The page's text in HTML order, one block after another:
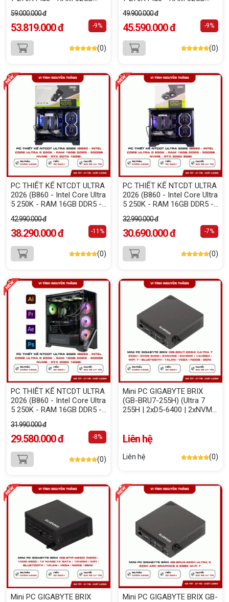
GeForce RTX 5070 12GB)
59.000.000 đ
53.819.000 đ -9%
(0)
GeForce RTX 5060 8GB)
49.900.000 đ
45.590.000 đ -9%
(0)
PC THIẾT KẾ NTCDT ULTRA
2026 (B860 - Intel Core Ultra
5 250K - RAM 16GB DDR5 -
12GB)
42.990.000 đ
38.290.000 đ -11%
(0)
PC THIẾT KẾ NTCDT ULTRA
2026 (B860 - Intel Core Ultra
5 250K - RAM 16GB DDR5 -
8GB)
32.990.000 đ
30.690.000 đ -7%
(0)
PC THIẾT KẾ NTCDT ULTRA
2026 (B860 - Intel Core Ultra
5 250K - RAM 16GB DDR5 -
12GB)
31.990.000 đ
29.580.000 đ -8%
(0)
Mini PC GIGABYTE BRIX
(GB-BRU7-255H) (Ultra 7
255H | 2xD5-6400 | 2xNVMe
NoOS | Đen)
Liên hệ
Liên hệ (0)
Mini PC GIGABYTE BRIX
Mini PC GIGABYTE BRIX GB-